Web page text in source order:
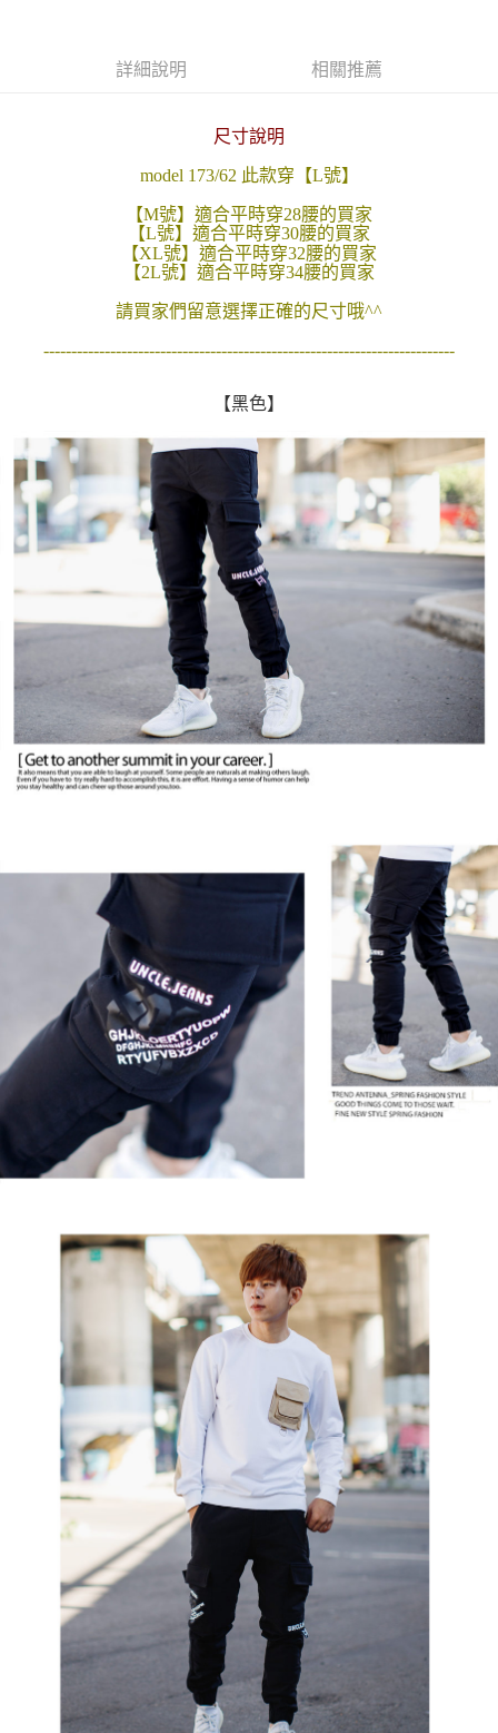
AFTEE先享後付是「在收到商品之後才付款」的支付方式。 讓您購物簡單
２．便利：只要手機號碼，簡訊認證，即可結帳。
１．於結帳方式選擇「AFTEE先享後付」後，將跳轉至「AFTEE先享後付」
結帳頁面，進行簡訊認證並確認金額後，即可完成結帳。
２．訂單成立數日內，您將收到繳費通知簡訊。
３．收到繳費通知簡訊後14天內，點擊此簡訊中的連結，可透過四大超商／
※ 請注意：結帳手續完成當下不需立刻繳費，但若您需要取消訂單，請聯絡
後付繳納相關費用。
是否繳費成功／繳費後需取消欲退款等相關疑問，請聯繫「AFTEE先享後付
https://netprotections.freshdesk.com/support/home
【注意事項】
１．透過由恩沛科技股份有限公司提供之「AFTEE先享後付」服務完成之交
易，需依本服務之必要範圍內提供個人資料，並將交易相關給付款項請求債
權轉讓予恩沛科技股份有限公司。
２．關於個人資料處理事宜，請瀏覽以下網址：
https://aftee.tw/terms/#terms3
３．未成年的使用者請事先徵得法定代理人或監護人之同意方可使用
「AFTEE先享後付」，若未經同意申辦者引起之損失，本公司不負相關責
４．使用「AFTEE先享後付」時，將依據個別帳號之用戶狀況，依本公司即
時審查核予不同之上限額度；若仍有額度不足之情形，本公司將視審查結果
請求用戶進行身份認證。
５．嚴禁一人註冊多個帳號或使用他人資訊註冊。若發現惡意使用之情形，
恩沛科技股份有限公司將有權停止該用戶之使用額度並採取法律行動。
先付款後全家取貨
每筆NT$80，滿NT$1,800(含以上)免運費
每筆NT$80，滿NT$1,800(含以上)免運費
宅配
每筆NT$120，滿NT$3,000(含以上)免運費
詳細說明 相關推薦
尺寸說明
model 173/62 此款穿【L號】
【M號】適合平時穿28腰的買家
【L號】適合平時穿30腰的買家
【XL號】適合平時穿32腰的買家
【2L號】適合平時穿34腰的買家
請買家們留意選擇正確的尺寸哦^^
--------------------------------------------------------------------------
【黑色】